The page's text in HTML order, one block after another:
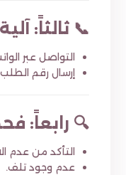
📞 ثالثاً:
التواصل عبر
إرسال رقم
🔍 رابعاً:
التأكد من عدم
عدم وجود تلف.